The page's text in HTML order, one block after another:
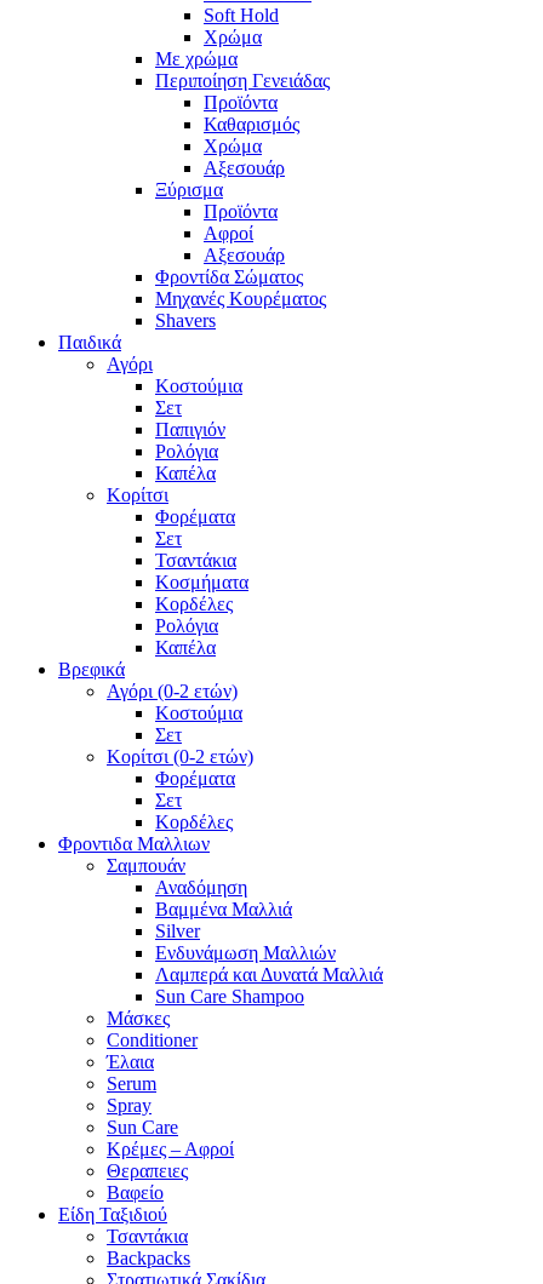
Soft Hold
Χρώμα
Με χρώμα
Περιποίηση Γενειάδας
Προϊόντα
Καθαρισμός
Χρώμα
Αξεσουάρ
Ξύρισμα
Προϊόντα
Αφροί
Αξεσουάρ
Φροντίδα Σώματος
Μηχανές Κουρέματος
Shavers
Παιδικά
Αγόρι
Κοστούμια
Σετ
Παπιγιόν
Ρολόγια
Καπέλα
Κορίτσι
Φορέματα
Σετ
Τσαντάκια
Κοσμήματα
Κορδέλες
Ρολόγια
Καπέλα
Βρεφικά
Αγόρι (0-2 ετών)
Κοστούμια
Σετ
Κορίτσι (0-2 ετών)
Φορέματα
Σετ
Κορδέλες
Φροντιδα Μαλλιων
Σαμπουάν
Αναδόμηση
Βαμμένα Μαλλιά
Silver
Ενδυνάμωση Μαλλιών
Λαμπερά και Δυνατά Μαλλιά
Sun Care Shampoo
Μάσκες
Conditioner
Έλαια
Serum
Spray
Sun Care
Κρέμες – Αφροί
Θεραπειες
Βαφείο
Είδη Ταξιδιού
Τσαντάκια
Backpacks